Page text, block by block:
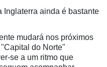
Inglaterra ainda é bastante
mudará nos próximos
do Norte"
se a um ritmo que